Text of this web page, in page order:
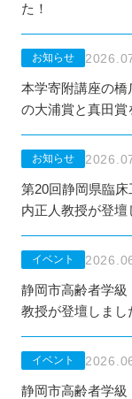
た！
お知らせ
本学寄附講座の
の大浦賞と真田賞
お知らせ
第20回静岡県臨
内正人教授が登壇
イベント
静岡市高齢者学
教授が登壇しまし
イベント
静岡市高齢者学